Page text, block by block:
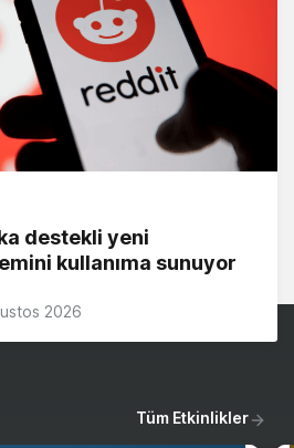
Tüm Etkinlikler
destekli yeni
kullanıma sunuyor
2026